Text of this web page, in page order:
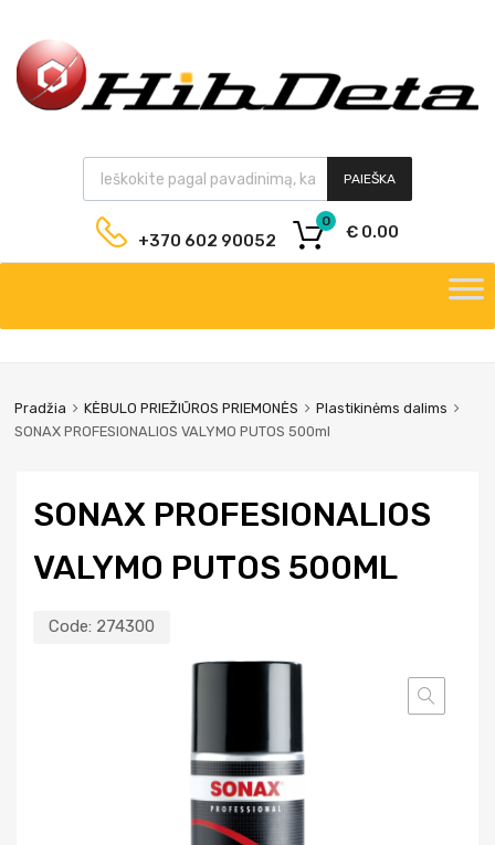
PAIEŠKA
+370 602 90052 € 0.00
0
Pradžia KĖBULO PRIEŽIŪROS PRIEMONĖS
Plastikinėms dalims
SONAX PROFESIONALIOS VALYMO PUTOS 500ml
SONAX PROFESIONALIOS
VALYMO PUTOS 500ML
Code: 274300